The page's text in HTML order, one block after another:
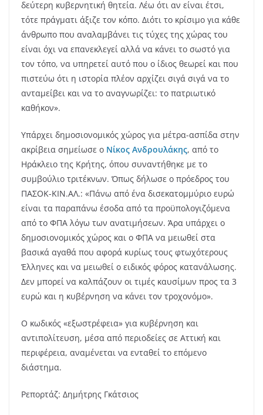
δεύτερη κυβερνητική θητεία. Λέω ότι αν είναι έτσι,
τότε πράγματι άξιζε τον κόπο. Διότι το κρίσιμο για κάθε
άνθρωπο που αναλαμβάνει τις τύχες της χώρας του
είναι όχι να επανεκλεγεί αλλά να κάνει το σωστό για
τον τόπο, να υπηρετεί αυτό που ο ίδιος θεωρεί και που
πιστεύω ότι η ιστορία πλέον αρχίζει σιγά σιγά να το
ανταμείβει και να το αναγνωρίζει: το πατριωτικό
καθήκον».
Υπάρχει δημοσιονομικός χώρος για μέτρα-ασπίδα στην
ακρίβεια σημείωσε ο Νίκος Ανδρουλάκης, από το
Ηράκλειο της Κρήτης, όπου συναντήθηκε με το
συμβούλιο τριτέκνων. Όπως δήλωσε ο πρόεδρος του
ΠΑΣΟΚ-ΚΙΝ.ΑΛ.: «Πάνω από ένα δισεκατομμύριο ευρώ
είναι τα παραπάνω έσοδα από τα προϋπολογιζόμενα
από το ΦΠΑ λόγω των ανατιμήσεων. Άρα υπάρχει ο
δημοσιονομικός χώρος και ο ΦΠΑ να μειωθεί στα
βασικά αγαθά που αφορά κυρίως τους φτωχότερους
Έλληνες και να μειωθεί ο ειδικός φόρος κατανάλωσης.
Δεν μπορεί να καλπάζουν οι τιμές καυσίμων προς τα 3
ευρώ και η κυβέρνηση να κάνει τον τροχονόμo».
Ο κωδικός «εξωστρέφεια» για κυβέρνηση και
αντιπολίτευση, μέσα από περιοδείες σε Αττική και
περιφέρεια, αναμένεται να ενταθεί το επόμενο
διάστημα.
Ρεπορτάζ: Δημήτρης Γκάτσιος